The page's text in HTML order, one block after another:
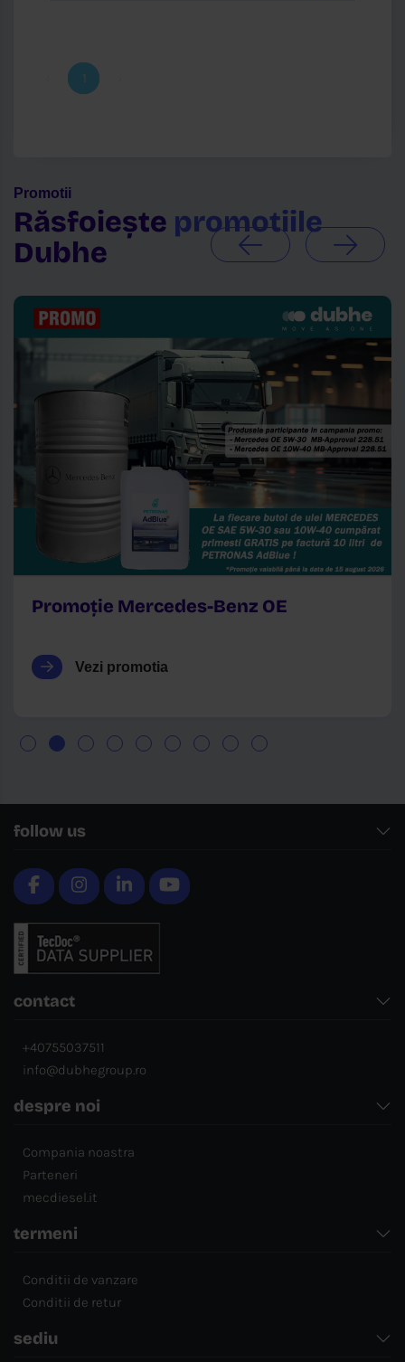
1
Promotii
Răsfoiește promotiile
Dubhe
Promoție Mercedes-Benz OE
Vezi promotia
follow us
contact
+40755037511
info@dubhegroup.ro
despre noi
Compania noastra
Parteneri
mecdiesel.it
termeni
Conditii de vanzare
Conditii de retur
sediu